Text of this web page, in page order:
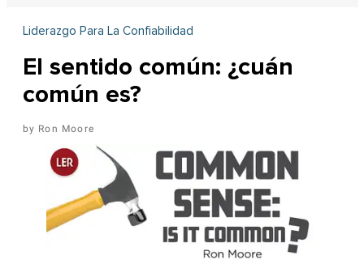
Liderazgo Para La Confiabilidad
El sentido común: ¿cuán
común es?
Ron Moore